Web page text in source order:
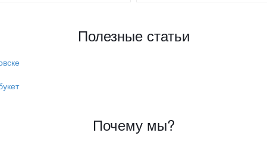
Полезные статьи
Почему мы?